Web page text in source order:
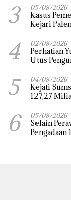
3 05/08/2026
Kasus
Kejari
4 02/08/2026
Perhatian
Utus
5 04/08/2026
Kejati
127,27
6 05/08/2026
Selain
Pengadaan